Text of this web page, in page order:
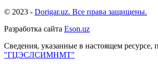
© 2023 - Dorigar.uz. Все права защищены.
Разработка сайта Eson.uz
Сведения, указанные в настоящем ресурсе,
"ГЦЭСЛСИМНМТ"